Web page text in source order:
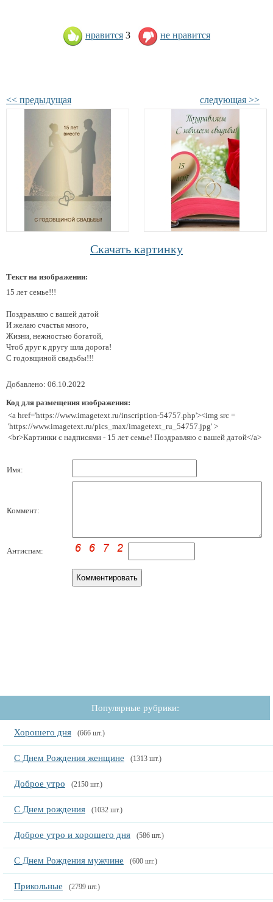
нравится 3 не нравится
<< предыдущая следующая >>
Скачать картинку
Текст на изображении:
15 лет семье!!!
Поздравляю с вашей датой
И желаю счастья много,
Жизни, нежностью богатой,
Чтоб друг к другу шла дорога!
С годовщиной свадьбы!!!
Добавлено: 06.10.2022
Код для размещения изображения:
<a href='https://www.imagetext.ru/inscription-54757.php'><img src =
'https://www.imagetext.ru/pics_max/imagetext_ru_54757.jpg' >
<br>Картинки с надписями - 15 лет семье! Поздравляю с вашей датой</a>
Имя:
Коммент:
Антиспам:
Популярные рубрики:
Хорошего дня (666 шт.)
С Днем Рождения женщине (1313 шт.)
Доброе утро (2150 шт.)
С Днем рождения (1032 шт.)
Доброе утро и хорошего дня (586 шт.)
С Днем Рождения мужчине (600 шт.)
Прикольные (2799 шт.)